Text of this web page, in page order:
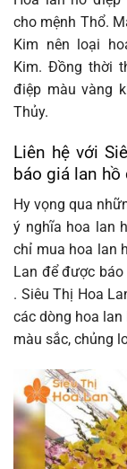
cho mệnh Thổ.
Kim nên loại
Kim. Đồng thời
điệp màu vàng
Thủy.
Liên hệ với
báo giá lan hồ
Hy vọng qua
ý nghĩa hoa lan
chỉ mua hoa lan
Lan để được báo
. Siêu Thị Hoa
các dòng hoa
màu sắc, chủng